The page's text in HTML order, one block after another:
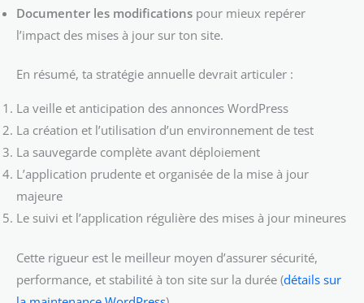
Documenter les modifications pour mieux repérer
l’impact des mises à jour sur ton site.
En résumé, ta stratégie annuelle devrait articuler :
La veille et anticipation des annonces WordPress
La création et l’utilisation d’un environnement de test
La sauvegarde complète avant déploiement
L’application prudente et organisée de la mise à jour
majeure
Le suivi et l’application régulière des mises à jour mineures
Cette rigueur est le meilleur moyen d’assurer sécurité,
performance, et stabilité à ton site sur la durée (détails sur